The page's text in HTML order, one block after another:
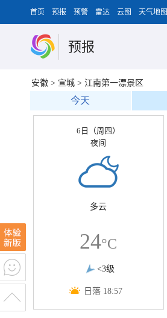
首页 预报 预警 雷达 云图 天气地图
预报
安徽 > 宣城 > 江南第一漂景区
今天
6日（周四）
夜间
多云
24°C
<3级
日落 18:57